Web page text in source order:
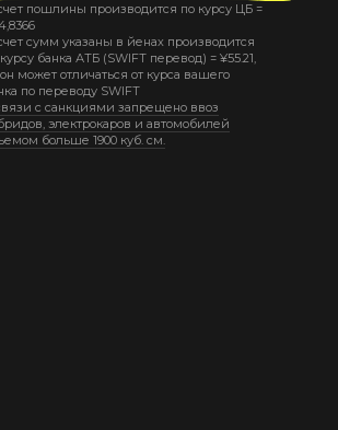
пошлины производится по курсу ЦБ =
сумм указаны в йенах производится
банка АТБ (SWIFT перевод) = ¥55.21,
может отличаться от курса вашего
по переводу SWIFT
с санкциями запрещено ввоз
электрокаров и автомобилей
больше 1900 куб. см.